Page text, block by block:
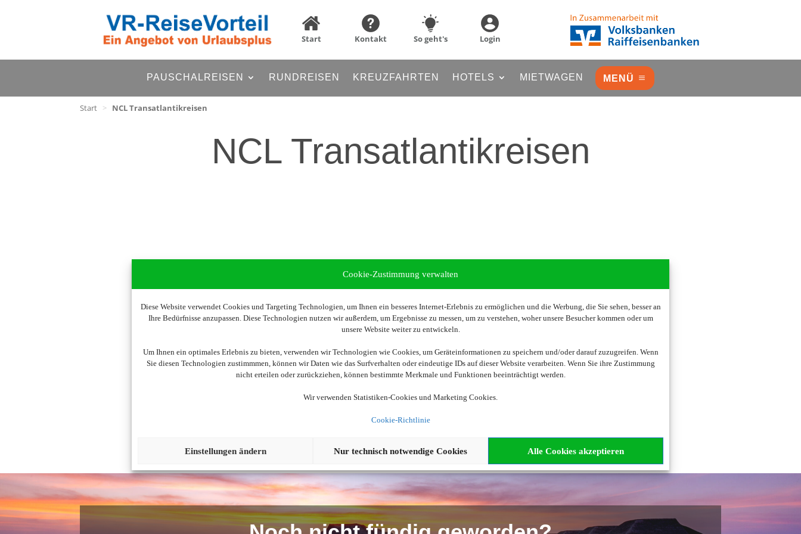
Cookie-Zustimmung verwalten
Diese Website verwendet Cookies und Targeting Technologien, um Ihnen ein besseres Internet-Erlebnis zu ermöglichen und die Werbung, die Sie sehen, besser an
Ihre Bedürfnisse anzupassen. Diese Technologien nutzen wir außerdem, um Ergebnisse zu messen, um zu verstehen, woher unsere Besucher kommen oder um
unsere Website weiter zu entwickeln.
Um Ihnen ein optimales Erlebnis zu bieten, verwenden wir Technologien wie Cookies, um Geräteinformationen zu speichern und/oder darauf zuzugreifen. Wenn
Sie diesen Technologien zustimmmen, können wir Daten wie das Surfverhalten oder eindeutige IDs auf dieser Website verarbeiten. Wenn Sie ihre Zustimmung
nicht erteilen oder zurückziehen, können bestimmte Merkmale und Funktionen beeinträchtigt werden.
Wir verwenden Statistiken-Cookies und Marketing Cookies.
Cookie-Richtlinie
Alle Cookies akzeptieren
Nur technisch notwendige Cookies
Einstellungen ändern
Start Kontakt So geht's Login
PAUSCHALREISEN RUNDREISEN KREUZFAHRTEN HOTELS MIETWAGEN MENÜ
Start > NCL Transatlantikreisen
NCL Transatlantikreisen
Wir brauchen Ihre Einwilligung
Um diesen Inhalt darzustellen, aktivieren Sie bitte die Cookies. Es werden ggf. personenbezogene Daten verarbeitet.